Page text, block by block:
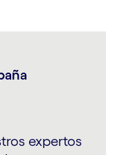
expertos